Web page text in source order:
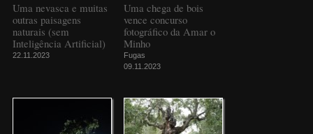
Uma nevasca e muitas
outras paisagens
naturais (sem
Inteligência Artificial)
22.11.2023
Uma chega de bois
vence concurso
fotográfico da Amar o
Minho
Fugas
09.11.2023